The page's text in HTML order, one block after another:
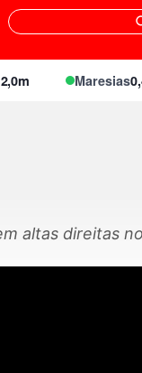
Maresias0,4 -
altas direitas